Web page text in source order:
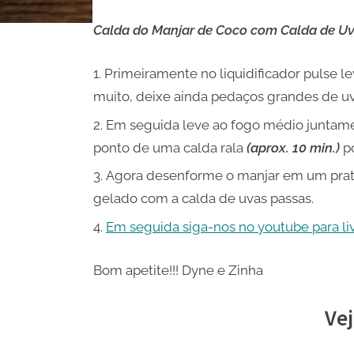
Calda do Manjar de Coco com Calda de
Primeiramente no liquidificador pulse
muito, deixe ainda pedaços grandes de
Em seguida leve ao fogo médio
ponto de uma calda rala (aprox. 10 min.)
Agora desenforme o manjar em um
gelado com a calda de uvas passas.
Em seguida siga-nos no youtube para
Bom apetite!!! Dyne e Zinha